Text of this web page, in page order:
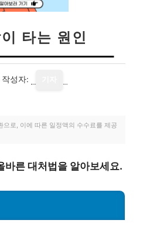
타는 원인
작성자:
으로, 이에 따른 일정액의 수수료를 제공
바른 대처법을 알아보세요.